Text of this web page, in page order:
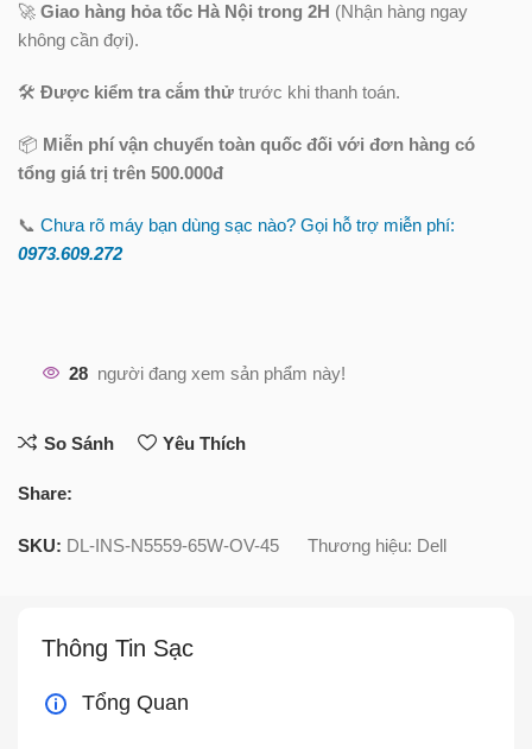
🚀Giao hàng hỏa tốc Hà Nội trong 2H (Nhận hàng ngay
không cần đợi).
🛠️Được kiểm tra cắm thử trước khi thanh toán.
📦 Miễn phí vận chuyển toàn quốc đối với đơn hàng có
tổng giá trị trên 500.000đ
📞Chưa rõ máy bạn dùng sạc nào? Gọi hỗ trợ miễn phí:
0973.609.272
28 người đang xem sản phẩm này!
So Sánh Yêu Thích
Share:
SKU: DL-INS-N5559-65W-OV-45 Thương hiệu: Dell
Thông Tin Sạc
Tổng Quan